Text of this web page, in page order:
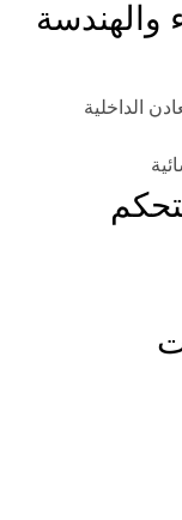
والهندسة
الداخلية